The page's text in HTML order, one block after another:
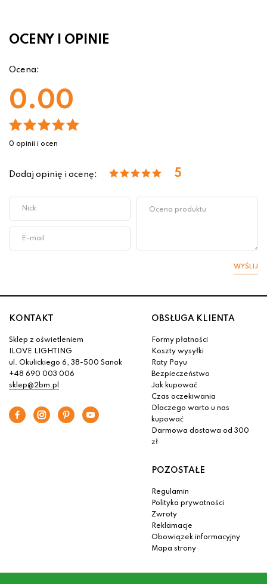
OCENY I OPINIE
Ocena:
0.00
0 opinii i ocen
Dodaj opinię i ocenę: 5
WYŚLIJ
KONTAKT
Sklep z oświetleniem
ILOVE LIGHTING
ul. Okulickiego 6, 38-500 Sanok
+48 690 003 006
sklep@2bm.pl
OBSŁUGA KLIENTA
Formy płatności
Koszty wysyłki
Raty Payu
Bezpieczeństwo
Jak kupować
Czas oczekiwania
Dlaczego warto u nas
kupować
Darmowa dostawa od 300
zł
POZOSTAŁE
Regulamin
Polityka prywatności
Zwroty
Reklamacje
Obowiązek informacyjny
Mapa strony